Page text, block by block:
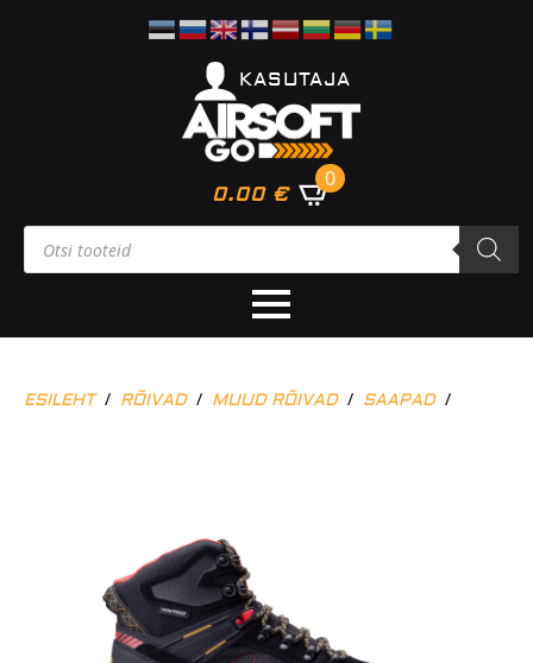
KASUTAJA
0.00 €
0
Products
search
ESILEHT RÕIVAD MUUD RÕIVAD SAAPAD